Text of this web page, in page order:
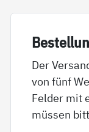
Der
von fünf
Felder mit
müssen